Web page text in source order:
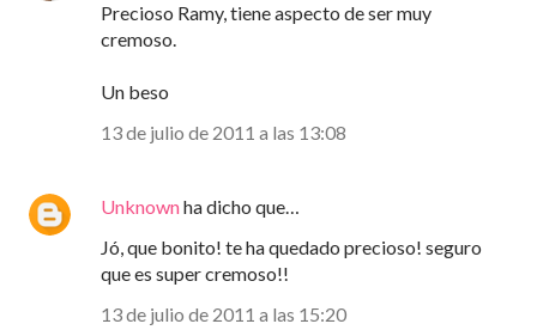
Precioso Ramy, tiene aspecto de ser muy
cremoso.
Un beso
13 de julio de 2011 a las 13:08
Unknownha dicho que…
Jó, que bonito! te ha quedado precioso! seguro
que es super cremoso!!
13 de julio de 2011 a las 15:20